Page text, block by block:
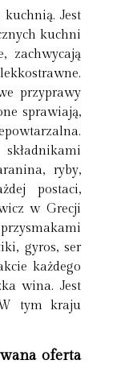
Jest
kuchni
zachwycają
przyprawy
sprawiają,
ryby,
postaci,
w Grecji
gyros, ser
każdego
wina. Jest
tym kraju
oferta